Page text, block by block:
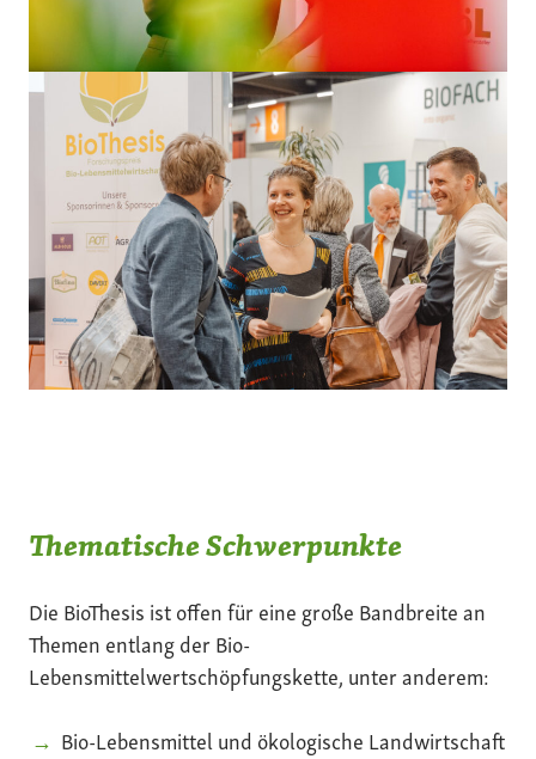
Thematische Schwerpunkte
Die BioThesis ist offen für eine große Bandbreite an
Themen entlang der Bio-
Lebensmittelwertschöpfungskette, unter anderem:
Bio-Lebensmittel und ökologische Landwirtschaft